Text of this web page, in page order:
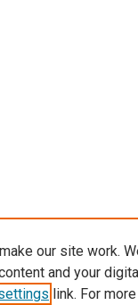
our site work.
and your
link. For